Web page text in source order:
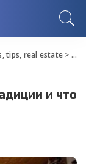
tips, real estate>
и что